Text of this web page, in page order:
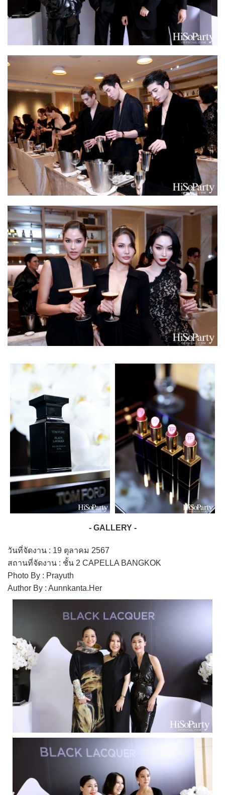
- GALLERY -
วันที่จัดงาน : 19 ตุลาคม 2567
สถานที่จัดงาน : ชั้น 2 CAPELLA BANGKOK
Photo By : Prayuth
Author By : Aunnkanta.Her